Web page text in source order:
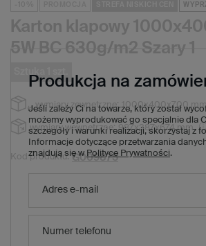
Produkcja na
Jeśli zależy Ci na towarze, który został
możemy wyprodukować go specjalnie dla
szczegóły i warunki realizacji, skorzystaj z
Informacje dotyczące przetwarzania
znajdują się w Polityce Prywatności.
Adres e-mail
Numer telefonu
Karton klapowy
5W BC 630g/m2 Szary 1
wymiary zewnętrzne: 1000x400x700
wymiary wewnętrzne: 987x387x674 mm
Kod produktu: G009875
Cena regularna: 22,80 zł